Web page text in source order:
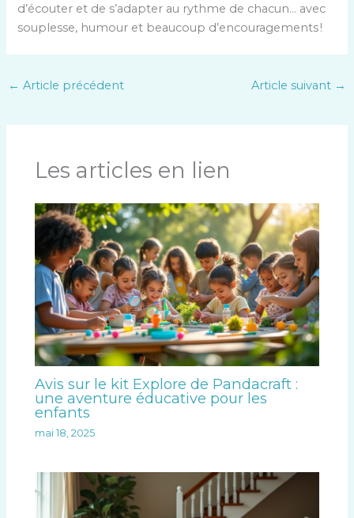
d’écouter et de s’adapter au rythme de chacun… avec
souplesse, humour et beaucoup d’encouragements !
← Article précédent Article suivant →
Les articles en lien
Avis sur le kit Explore de Pandacraft :
une aventure éducative pour les
enfants
mai 18, 2025